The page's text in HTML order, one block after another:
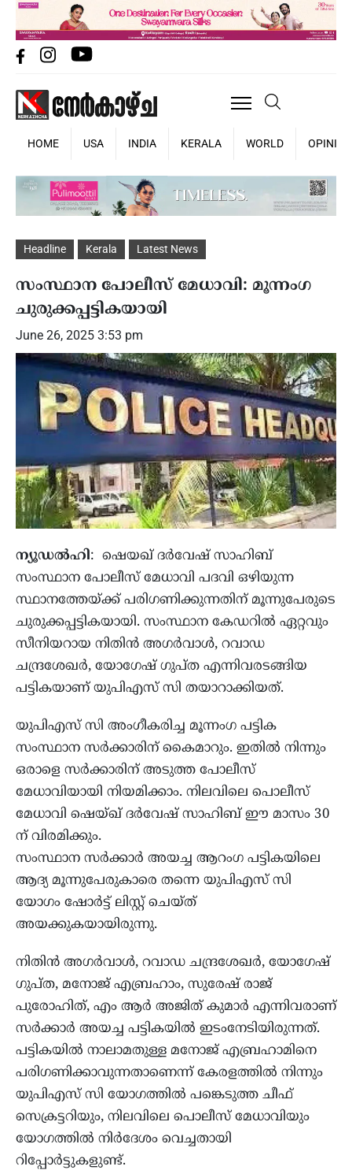
HOME USA INDIA KERALA WORLD OPINION
Headline Kerala Latest News
സംസ്ഥാന പോലീസ് മേധാവി: മൂന്നംഗ
ചുരുക്കപ്പട്ടികയായി
June 26, 2025 3:53 pm
ന്യൂഡല്‍ഹി: ഷെയഖ് ദര്‍വേഷ് സാഹിബ്
സംസ്ഥാന പോലീസ് മേധാവി പദവി ഒഴിയുന്ന
സ്ഥാനത്തേയ്ക്ക് പരിഗണിക്കുന്നതിന് മൂന്നുപേരുടെ
ചുരുക്കപ്പട്ടികയായി. സംസ്ഥാന കേഡറില്‍ ഏറ്റവും
സീനിയറായ നിതിന്‍ അഗര്‍വാള്‍, റവാഡ
ചന്ദ്രശേഖര്‍, യോഗേഷ് ഗുപ്ത എന്നിവരടങ്ങിയ
പട്ടികയാണ് യുപിഎസ് സി തയാറാക്കിയത്.
യുപിഎസ് സി അംഗീകരിച്ച മൂന്നംഗ പട്ടിക
സംസ്ഥാന സര്‍ക്കാരിന് കൈമാറും. ഇതില്‍ നിന്നും
ഒരാളെ സര്‍ക്കാരിന് അടുത്ത പോലീസ്
മേധാവിയായി നിയമിക്കാം. നിലവിലെ പൊലീസ്
മേധാവി ഷെയ്ഖ് ദര്‍വേഷ് സാഹിബ് ഈ മാസം 30
ന് വിരമിക്കും.
സംസ്ഥാന സര്‍ക്കാര്‍ അയച്ച ആറംഗ പട്ടികയിലെ
ആദ്യ മൂന്നുപേരുകാരെ തന്നെ യുപിഎസ് സി
യോഗം ഷോര്‍ട്ട് ലിസ്റ്റ് ചെയ്ത്
അയക്കുകയായിരുന്നു.
നിതിന്‍ അഗര്‍വാള്‍, റവാഡ ചന്ദ്രശേഖര്‍, യോഗേഷ്
ഗുപ്ത, മനോജ് എബ്രഹാം, സുരേഷ് രാജ്
പുരോഹിത്, എം ആര്‍ അജിത് കുമാര്‍ എന്നിവരാണ്
സര്‍ക്കാര്‍ അയച്ച പട്ടികയില്‍ ഇടംനേടിയിരുന്നത്.
പട്ടികയില്‍ നാലാമതുള്ള മനോജ് എബ്രഹാമിനെ
പരിഗണിക്കാവുന്നതാണെന്ന് കേരളത്തില്‍ നിന്നും
യുപിഎസ് സി യോഗത്തില്‍ പങ്കെടുത്ത ചീഫ്
സെക്രട്ടറിയും, നിലവിലെ പൊലീസ് മേധാവിയും
യോഗത്തില്‍ നിര്‍ദേശം വെച്ചതായി
റിപ്പോര്‍ട്ടുകളുണ്ട്.